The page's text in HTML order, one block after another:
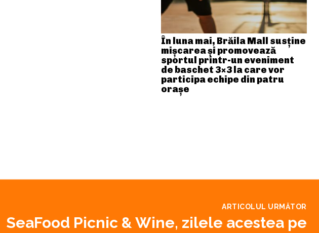
În luna mai, Brăila Mall susține
mişcarea și promovează
sportul printr-un eveniment
de baschet 3×3 la care vor
participa echipe din patru
orașe
ARTICOLUL URMĂTOR
SeaFood Picnic & Wine, zilele acestea pe